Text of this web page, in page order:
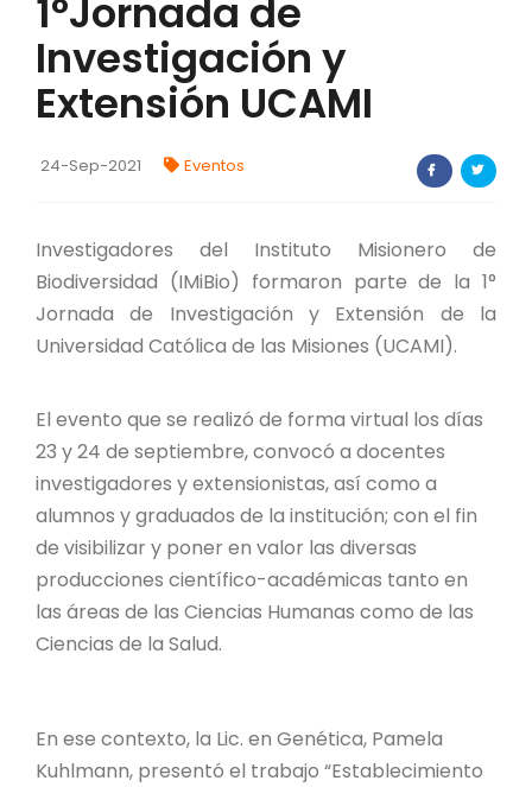
FORTALECIMIENTO DE RECURSOS
ALIMENTICIOS
BIODIVERSIDAD Y ALIMENTACIÓN
INVENTARIO DE LA BIODIVERSIDAD MISIONERA
FORMULARIO DE REGISTRO DE
INVESTIGADORES
PROGRAMAS Y PROYECTOS
PROGRAMAS
PROYECTO ÁGUILAS DE MISIONES
CONTACTO
1°Jornada de
Investigación y
Extensión UCAMI
24-Sep-2021 Eventos
Investigadores del Instituto Misionero de
Biodiversidad (IMiBio) formaron parte de la 1°
Jornada de Investigación y Extensión de la
Universidad Católica de las Misiones (UCAMI).
El evento que se realizó de forma virtual los días
23 y 24 de septiembre, convocó a docentes
investigadores y extensionistas, así como a
alumnos y graduados de la institución; con el fin
de visibilizar y poner en valor las diversas
producciones científico-académicas tanto en
las áreas de las Ciencias Humanas como de las
Ciencias de la Salud.
En ese contexto, la Lic. en Genética, Pamela
Kuhlmann, presentó el trabajo “Establecimiento